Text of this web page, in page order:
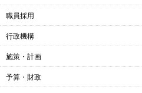
職員採用
行政機構
施策・計画
予算・財政